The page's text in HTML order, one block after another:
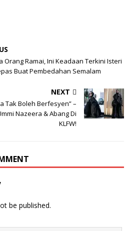
Orang Ramai, Ini Keadaan Terkini Isteri
Buat Pembedahan Semalam
NEXT
Tak Boleh Berfesyen” –
Nazeera & Abang Di
KLFW!
be published.